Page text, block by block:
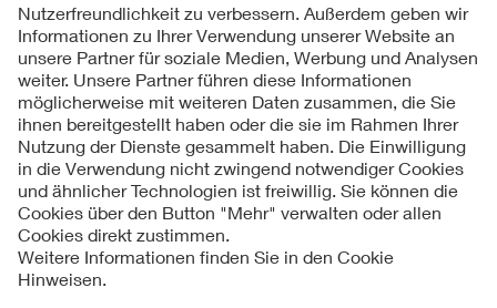
Kontakte
Service
Impressum
Datenschutzinformationen